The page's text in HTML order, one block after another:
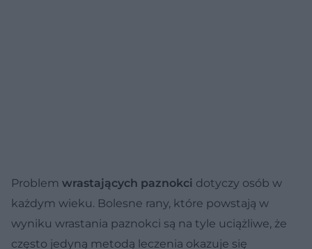
Problem wrastających paznokci dotyczy osób w
każdym wieku. Bolesne rany, które powstają w
wyniku wrastania paznokci są na tyle uciążliwe, że
często jedyną metodą leczenia okazuje się